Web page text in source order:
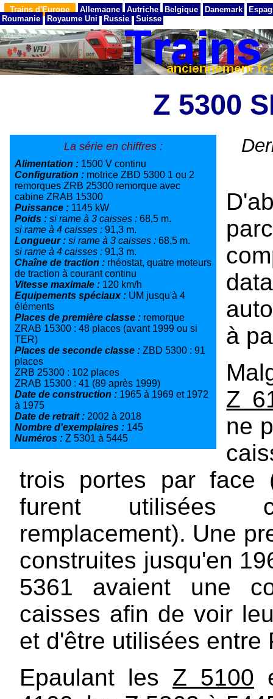
Trains d'Europe Allemagne Autriche Belgique Danemark
Roumanie
Royaume Uni Russie Suisse
Z 5300
La série en chiffres :
Alimentation : 1500 V continu
Configuration : motrice ZBD 5300 1 ou 2
remorques ZRB 25300 remorque avec
cabine ZRAB 15300
Puissance : 1145 kW
Poids : si rame à 3 caisses : 68,5 m.
si rame à 4 caisses : 91,3 m.
Longueur : si rame à 3 caisses : 68,5 m.
si rame à 4 caisses : 91,3 m.
Chaîne de traction : rhéostat, quatre moteurs
de traction à courant continu
Vitesse maximale : 120 km/h
Equipements spéciaux : UM jusqu'à 4
éléments
Places de première classe : remorque
ZRAB 15300 : 48 places (avant 1999 ou si
TER)
Places de seconde classe : ZBD 5300 : 91
places
ZRB 25300 : 102 places
ZRAB 15300 : 41 (89 après 1999)
Date de construction : 1965 à 1969 et 1972
à 1975
Date de retrait : 2002 à 2018
Nombre d'exemplaires : 145
Numéros : Z 5301 à 5445
à
Z
ne
trois portes par face
furent utilisées
remplacement). Une
construites jusqu'en
5361 avaient une
caisses afin de voir
et d'être utilisées entre
Epaulant les Z 5100